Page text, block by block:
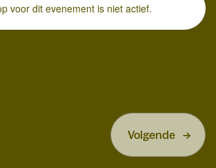
voor dit evenement is niet actief.
Volgende